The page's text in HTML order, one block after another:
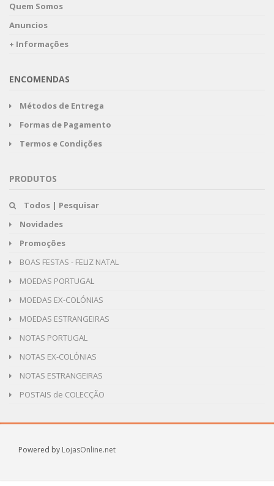
Quem Somos
Anuncios
+ Informações
ENCOMENDAS
Métodos de Entrega
Formas de Pagamento
Termos e Condições
PRODUTOS
Todos | Pesquisar
Novidades
Promoções
BOAS FESTAS - FELIZ NATAL
MOEDAS PORTUGAL
MOEDAS EX-COLÓNIAS
MOEDAS ESTRANGEIRAS
NOTAS PORTUGAL
NOTAS EX-COLÓNIAS
NOTAS ESTRANGEIRAS
POSTAIS de COLECÇÃO
Powered by LojasOnline.net